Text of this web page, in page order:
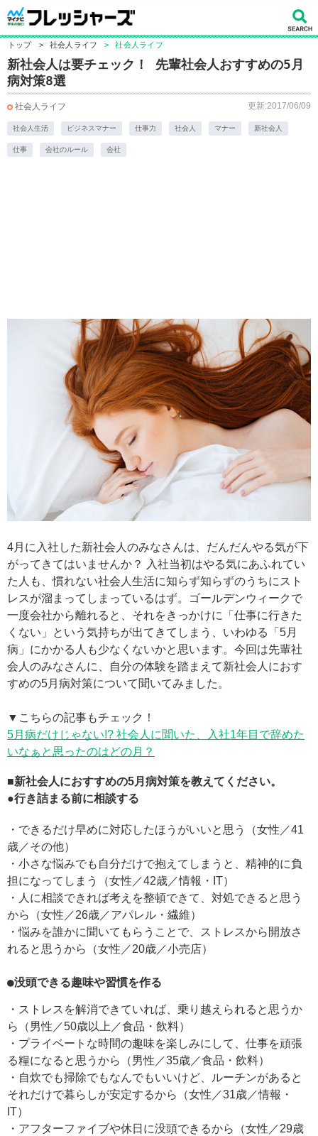
トップ > 社会人ライフ > 社会人ライフ
新社会人は要チェック！ 先輩社会人おすすめの5月
病対策8選
社会人ライフ 更新:2017/06/09
社会人生活 ビジネスマナー 仕事力 社会人 マナー 新社会人
仕事 会社のルール 会社
4月に入社した新社会人のみなさんは、だんだんやる気が下
がってきてはいませんか？ 入社当初はやる気にあふれてい
た人も、慣れない社会人生活に知らず知らずのうちにスト
レスが溜まってしまっているはず。ゴールデンウィークで
一度会社から離れると、それをきっかけに「仕事に行きた
くない」という気持ちが出てきてしまう、いわゆる「5月
病」にかかる人も少なくないかと思います。今回は先輩社
会人のみなさんに、自分の体験を踏まえて新社会人におす
すめの5月病対策について聞いてみました。
▼こちらの記事もチェック！
5月病だけじゃない!? 社会人に聞いた、入社1年目で辞めた
いなぁと思ったのはどの月？
■新社会人におすすめの5月病対策を教えてください。
●行き詰まる前に相談する
・できるだけ早めに対応したほうがいいと思う（女性／41
歳／その他）
・小さな悩みでも自分だけで抱えてしまうと、精神的に負
担になってしまう（女性／42歳／情報・IT）
・人に相談できれば考えを整頓できて、対処できると思う
から（女性／26歳／アパレル・繊維）
・悩みを誰かに聞いてもらうことで、ストレスから開放さ
れると思うから（女性／20歳／小売店）
●没頭できる趣味や習慣を作る
・ストレスを解消できていれば、乗り越えられると思うか
ら（男性／50歳以上／食品・飲料）
・プライベートな時間の趣味を楽しみにして、仕事を頑張
る糧になると思うから（男性／35歳／食品・飲料）
・自炊でも掃除でもなんでもいいけど、ルーチンがあると
それだけで暮らしが安定するから（女性／31歳／情報・
IT）
・アフターファイブや休日に没頭できるから（女性／29歳